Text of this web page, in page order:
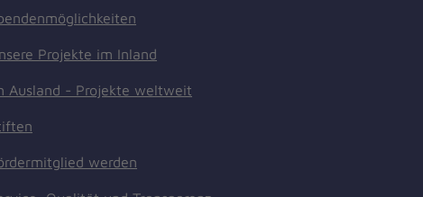
Projekte im Inland
Ausland - Projekte weltweit
werden